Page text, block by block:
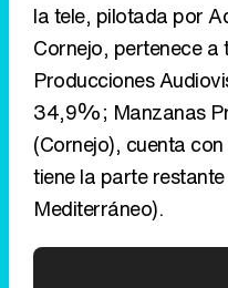
la tele, pilotada por
Cornejo, pertenece a
Producciones
34,9%; Manzanas
(Cornejo), cuenta
tiene la parte
Mediterráneo).